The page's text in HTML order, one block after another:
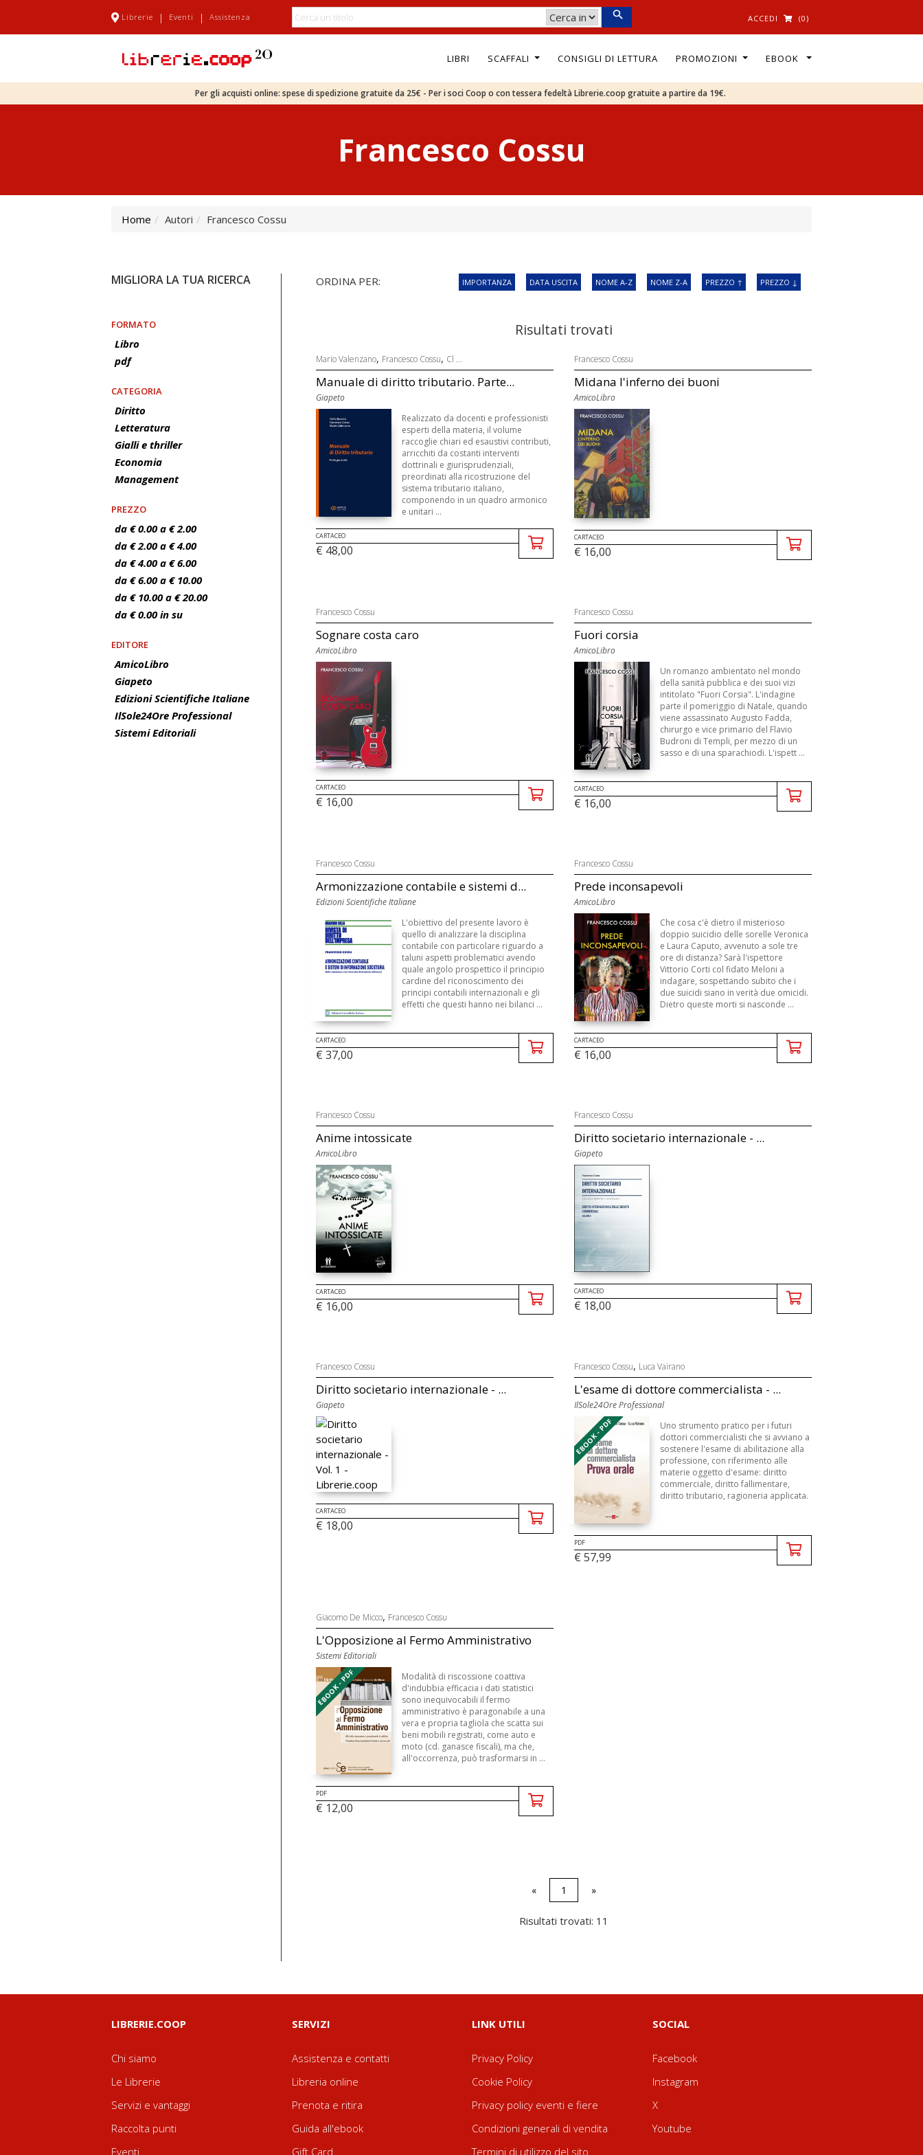
Librerie | Eventi | Assistenza ACCEDI (0)
LIBRI SCAFFALI CONSIGLI DI LETTURA PROMOZIONI EBOOK
Per gli acquisti online: spese di spedizione gratuite da 25€ - Per i soci Coop o con tessera fedeltà Librerie.coop gratuite a partire da 19€.
Francesco Cossu
Home Autori Francesco Cossu
MIGLIORA LA TUA RICERCA
FORMATO
Libro
pdf
CATEGORIA
Diritto
Letteratura
Gialli e thriller
Economia
Management
PREZZO
da € 0.00 a € 2.00
da € 2.00 a € 4.00
da € 4.00 a € 6.00
da € 6.00 a € 10.00
da € 10.00 a € 20.00
da € 0.00 in su
EDITORE
AmicoLibro
Giapeto
Edizioni Scientifiche Italiane
IlSole24Ore Professional
Sistemi Editoriali
ORDINA PER: IMPORTANZA DATA USCITA NOME A-Z NOME Z-A PREZZO ↑ PREZZO ↓
Risultati trovati
Mario Valenzano, Francesco Cossu, Cl ...
Manuale di diritto tributario. Parte...
Giapeto
Realizzato da docenti e professionisti
esperti della materia, il volume
raccoglie chiari ed esaustivi contributi,
arricchiti da costanti interventi
dottrinali e giurisprudenziali,
preordinati alla ricostruzione del
sistema tributario italiano,
componendo in un quadro armonico
e unitari ...
CARTACEO
€ 48,00
Francesco Cossu
Midana l'inferno dei buoni
AmicoLibro
CARTACEO
€ 16,00
Francesco Cossu
Sognare costa caro
AmicoLibro
CARTACEO
€ 16,00
Francesco Cossu
Fuori corsia
AmicoLibro
Un romanzo ambientato nel mondo
della sanità pubblica e dei suoi vizi
intitolato "Fuori Corsia". L'indagine
parte il pomeriggio di Natale, quando
viene assassinato Augusto Fadda,
chirurgo e vice primario del Flavio
Budroni di Templi, per mezzo di un
sasso e di una sparachiodi. L'ispett ...
CARTACEO
€ 16,00
Francesco Cossu
Armonizzazione contabile e sistemi d...
Edizioni Scientifiche Italiane
L'obiettivo del presente lavoro è
quello di analizzare la disciplina
contabile con particolare riguardo a
taluni aspetti problematici avendo
quale angolo prospettico il principio
cardine del riconoscimento dei
principi contabili internazionali e gli
effetti che questi hanno nei bilanci ...
CARTACEO
€ 37,00
Francesco Cossu
Prede inconsapevoli
AmicoLibro
Che cosa c'è dietro il misterioso
doppio suicidio delle sorelle Veronica
e Laura Caputo, avvenuto a sole tre
ore di distanza? Sarà l'ispettore
Vittorio Corti col fidato Meloni a
indagare, sospettando subito che i
due suicidi siano in verità due omicidi.
Dietro queste morti si nasconde ...
CARTACEO
€ 16,00
Francesco Cossu
Anime intossicate
AmicoLibro
CARTACEO
€ 16,00
Francesco Cossu
Diritto societario internazionale - ...
Giapeto
CARTACEO
€ 18,00
Francesco Cossu
Diritto societario internazionale - ...
Giapeto
CARTACEO
€ 18,00
Francesco Cossu, Luca Vairano
L'esame di dottore commercialista - ...
IlSole24Ore Professional
EBOOK - PDF
Uno strumento pratico per i futuri
dottori commercialisti che si avviano a
sostenere l'esame di abilitazione alla
professione, con riferimento alle
materie oggetto d'esame: diritto
commerciale, diritto fallimentare,
diritto tributario, ragioneria applicata.
PDF
€ 57,99
Giacomo De Micco, Francesco Cossu
L'Opposizione al Fermo Amministrativo
Sistemi Editoriali
EBOOK - PDF
Modalità di riscossione coattiva
d'indubbia efficacia i dati statistici
sono inequivocabili il fermo
amministrativo è paragonabile a una
vera e propria tagliola che scatta sui
beni mobili registrati, come auto e
moto (cd. ganasce fiscali), ma che,
all'occorrenza, può trasformarsi in ...
PDF
€ 12,00
« 1 »
Risultati trovati: 11
LIBRERIE.COOP
Chi siamo
Le Librerie
Servizi e vantaggi
Raccolta punti
Eventi
SERVIZI
Assistenza e contatti
Libreria online
Prenota e ritira
Guida all'ebook
Gift Card
LINK UTILI
Privacy Policy
Cookie Policy
Privacy policy eventi e fiere
Condizioni generali di vendita
Termini di utilizzo del sito
SOCIAL
Facebook
Instagram
X
Youtube